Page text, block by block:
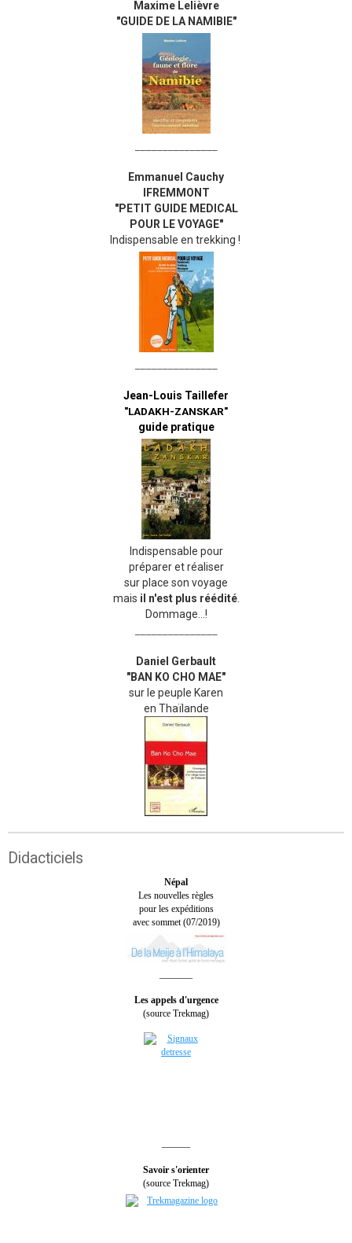
Maxime Lelièvre
"GUIDE DE LA NAMIBIE"
Emmanuel Cauchy
IFREMMONT
"PETIT GUIDE MEDICAL
POUR LE VOYAGE"
Indispensable en trekking !
Jean-Louis Taillefer
"LADAKH-ZANSKAR"
guide pratique
Indispensable pour
préparer et réaliser
sur place son voyage
mais il n'est plus réédité.
Dommage...!
Daniel Gerbault
"BAN KO CHO MAE"
sur le peuple Karen
en Thaïlande
Didacticiels
Népal
Les nouvelles règles
pour les expéditions
avec sommet (07/2019)
Les appels d'urgence
(source Trekmag)
Savoir s'orienter
(source Trekmag)